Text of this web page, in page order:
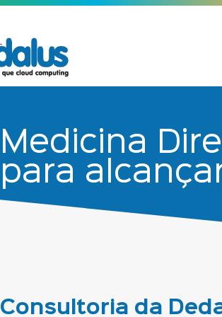
Medicina
para
Consultoria da